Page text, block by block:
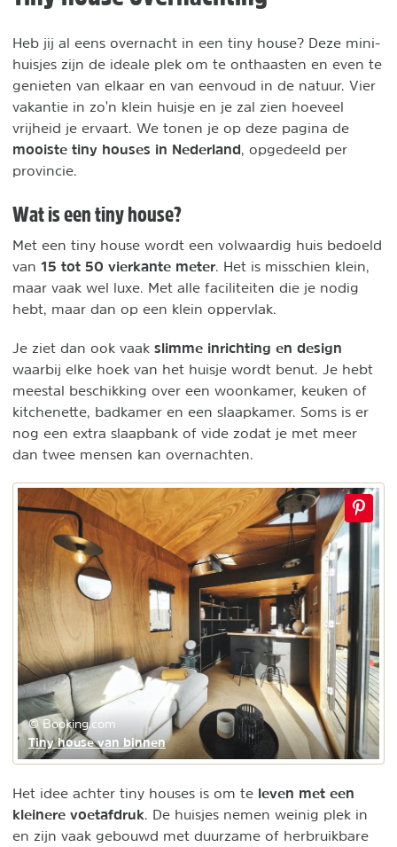
Heb jij al eens overnacht in een tiny house? Deze mini-
huisjes zijn de ideale plek om te onthaasten en even te
genieten van elkaar en van eenvoud in de natuur. Vier
vakantie in zo'n klein huisje en je zal zien hoeveel
vrijheid je ervaart. We tonen je op deze pagina de
mooiste tiny houses in Nederland , opgedeeld per
provincie.
Wat is een tiny house?
Met een tiny house wordt een volwaardig huis bedoeld
van 15 tot 50 vierkante meter . Het is misschien klein,
maar vaak wel luxe. Met alle faciliteiten die je nodig
hebt, maar dan op een klein oppervlak.
Je ziet dan ook vaak slimme inrichting en design
waarbij elke hoek van het huisje wordt benut. Je hebt
meestal beschikking over een woonkamer, keuken of
kitchenette, badkamer en een slaapkamer. Soms is er
nog een extra slaapbank of vide zodat je met meer
dan twee mensen kan overnachten.
© Booking.com
Tiny house van binnen
Het idee achter tiny houses is om te leven met een
kleinere voetafdruk . De huisjes nemen weinig plek in
en zijn vaak gebouwd met duurzame of herbruikbare